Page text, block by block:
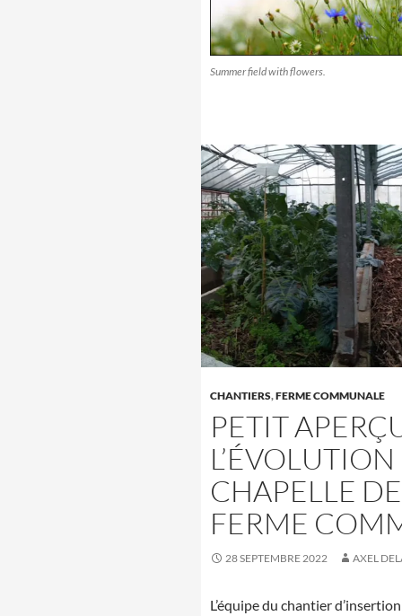
Summer field with flowers.
CHANTIERS,FERME COMMUNALE
PETIT
CHAPELLE
FERME
28 SEPTEMBRE 2022 AXEL
L’équipe du chantier